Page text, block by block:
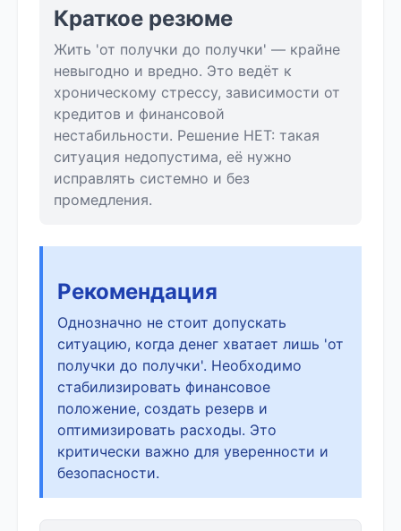
Краткое резюме
Жить 'от получки до получки' — крайне
невыгодно и вредно. Это ведёт к
хроническому стрессу, зависимости от
кредитов и финансовой
нестабильности. Решение НЕТ: такая
ситуация недопустима, её нужно
исправлять системно и без
промедления.
Рекомендация
Однозначно не стоит допускать
ситуацию, когда денег хватает лишь 'от
получки до получки'. Необходимо
стабилизировать финансовое
положение, создать резерв и
оптимизировать расходы. Это
критически важно для уверенности и
безопасности.